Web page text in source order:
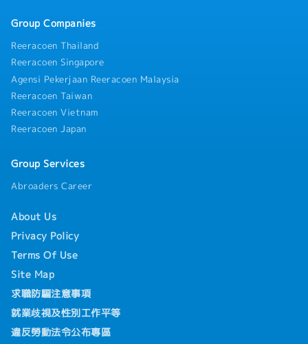
Group Companies
Reeracoen Thailand
Reeracoen Singapore
Agensi Pekerjaan Reeracoen Malaysia
Reeracoen Taiwan
Reeracoen Vietnam
Reeracoen Japan
Group Services
Abroaders Career
About Us
Privacy Policy
Terms Of Use
Site Map
求職防騙注意事項
就業歧視及性別工作平等
違反勞動法令公布專區